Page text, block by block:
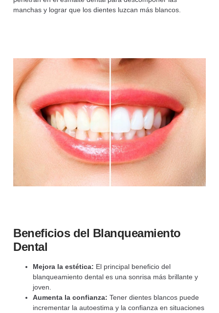
manchas y lograr que los dientes luzcan más blancos.
Beneficios del Blanqueamiento
Dental
Mejora la estética: El principal beneficio del
blanqueamiento dental es una sonrisa más brillante y
joven.
Aumenta la confianza: Tener dientes blancos puede
incrementar la autoestima y la confianza en situaciones